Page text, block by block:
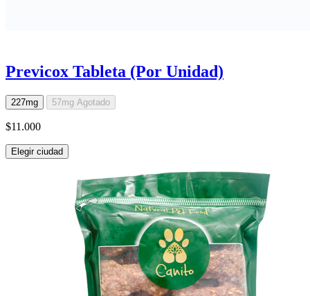
Previcox Tableta (Por Unidad)
227mg 57mg Agotado
$11.000
Elegir ciudad